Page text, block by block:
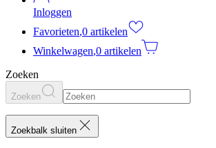
Inloggen
Favorieten,0 artikelen
Winkelwagen,0 artikelen
Zoeken
Zoeken
Zoekbalk sluiten